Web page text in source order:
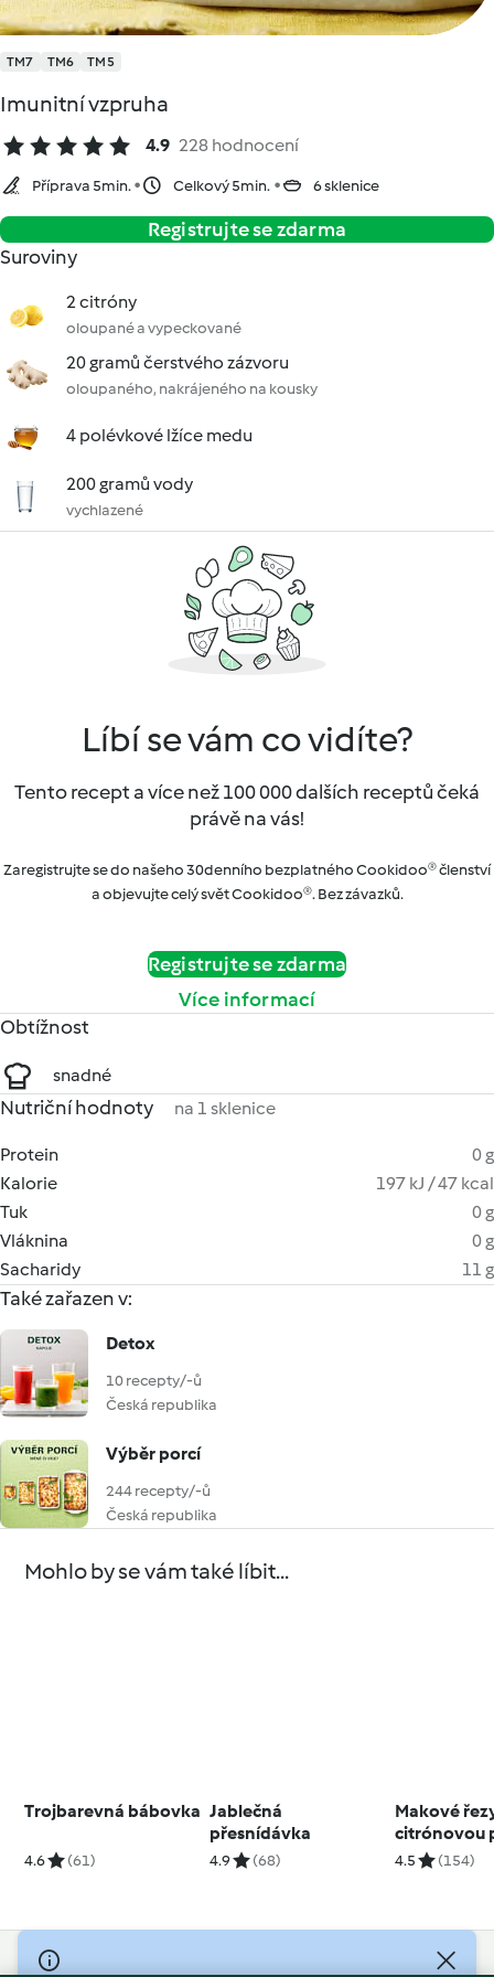
TM7 TM6 TM5
Imunitní vzpruha
4.9 228 hodnocení
Příprava 5min. Celkový 5min. 6 sklenice
Registrujte se zdarma
Suroviny
2 citróny
oloupané a vypeckované
20 gramů čerstvého zázvoru
oloupaného, nakrájeného na kousky
4 polévkové lžíce medu
200 gramů vody
vychlazené
Líbí se vám co vidíte?
Tento recept a více než 100 000 dalších receptů čeká
právě na vás!
Zaregistrujte se do našeho 30denního bezplatného Cookidoo® členství
a objevujte celý svět Cookidoo®. Bez závazků.
Registrujte se zdarma
Více informací
Obtížnost
snadné
Nutriční hodnoty na 1 sklenice
Protein
0 g
Kalorie
197 kJ / 47 kcal
Tuk
0 g
Vláknina
0 g
Sacharidy
11 g
Také zařazen v:
Detox
10 recepty/-ů
Česká republika
Výběr porcí
244 recepty/-ů
Česká republika
Mohlo by se vám také líbit...
Trojbarevná bábovka
4.6 (61)
Jablečná
přesnídávka
4.9 (68)
Makové
citrónovou
4.5 (154)
© Copyright 2026